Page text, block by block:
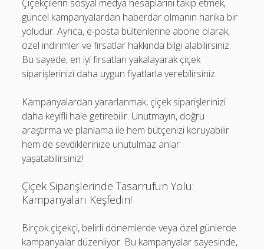
Çiçekçilerin sosyal medya hesaplarını takip etmek,
güncel kampanyalardan haberdar olmanın harika bir
yoludur. Ayrıca, e-posta bültenlerine abone olarak,
özel indirimler ve fırsatlar hakkında bilgi alabilirsiniz.
Bu sayede, en iyi fırsatları yakalayarak çiçek
siparişlerinizi daha uygun fiyatlarla verebilirsiniz.
Kampanyalardan yararlanmak, çiçek siparişlerinizi
daha keyifli hale getirebilir. Unutmayın, doğru
araştırma ve planlama ile hem bütçenizi koruyabilir
hem de sevdiklerinize unutulmaz anlar
yaşatabilirsiniz!
Çiçek Siparişlerinde Tasarrufun Yolu:
Kampanyaları Keşfedin!
Birçok çiçekçi, belirli dönemlerde veya özel günlerde
kampanyalar düzenliyor. Bu kampanyalar sayesinde,